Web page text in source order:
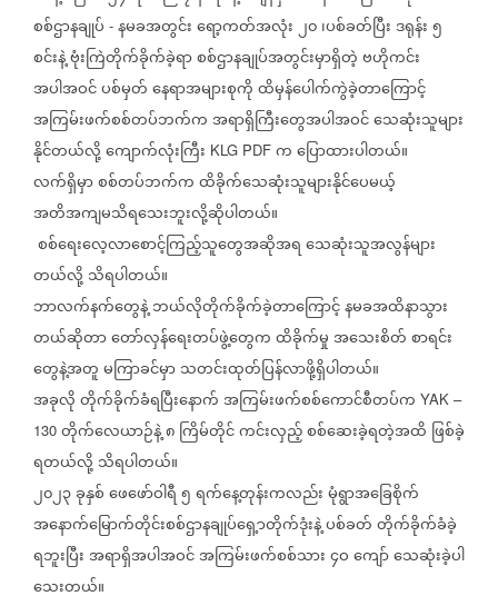
စစ်ဌာနချုပ် - နမခအတွင်းရော့ကတ်အလုံး၂၀၊ပစ်ခတ်ပြီးဒရုန်း၅
စင်းနဲ့ဗုံးကြဲတိုက်ခိုက်ခဲ့ရာစစ်ဌာနချုပ်အတွင်းမှာရှိတဲ့ဗဟိုကင်း
အပါအဝင်ပစ်မှတ်နေရာအများစုကိုထိမှန်ပေါက်ကွဲခဲ့တာကြောင့်
အကြမ်းဖက်စစ်တပ်ဘက်ကအရာရှိကြီးတွေအပါအဝင်သေဆုံးသူများ
နိုင်တယ်လို့ကျောက်လုံးကြီး KLG PDF ကပြောထားပါတယ်။
လက်ရှိမှာစစ်တပ်ဘက်ကထိခိုက်သေဆုံးသူများနိုင်ပေမယ့်
အတိအကျမသိရသေးဘူးလို့ဆိုပါတယ်။
စစ်ရေးလေ့လာစောင့်ကြည့်သူတွေအဆိုအရသေဆုံးသူအလွန်များ
တယ်လို့သိရပါတယ်။
ဘာလက်နက်တွေနဲ့ဘယ်လိုတိုက်ခိုက်ခဲ့တာကြောင့်နမခအထိနာသွား
တယ်ဆိုတာတော်လှန်ရေးတပ်ဖွဲ့တွေကထိခိုက်မှုအသေးစိတ်စာရင်း
တွေနဲ့အတူမကြာခင်မှာသတင်းထုတ်ပြန်လာဖို့ရှိပါတယ်။
အခုလိုတိုက်ခိုက်ခံရပြီးနောက်အကြမ်းဖက်စစ်ကောင်စီတပ်က YAK –
130 တိုက်လေယာဉ်နဲ့၈ကြိမ်တိုင်ကင်းလှည့်စစ်ဆေးခဲ့ရတဲ့အထိ ဖြစ်ခဲ့
ရတယ်လို့သိရပါတယ်။
၂၀၂၃ခုနှစ်ဖေဖော်ဝါရီ၅ရက်နေ့တုန်းကလည်းမုံရွာအခြေစိုက်
အနောက်မြောက်တိုင်းစစ်ဌာနချုပ်ရှေ့ာတိုက်ဒုံးနဲ့ပစ်ခတ်တိုက်ခိုက်ခံခဲ့
ရဘူးပြီးအရာရှိအပါအဝင်အကြမ်းဖက်စစ်သား၄ဝကျော်သေဆုံးခဲ့ပါ
သေးတယ်။